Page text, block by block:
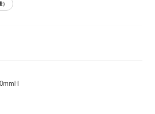
Inc. All Rights Reserved.